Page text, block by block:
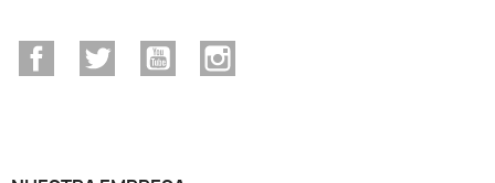
FacebookTwitter YouTube